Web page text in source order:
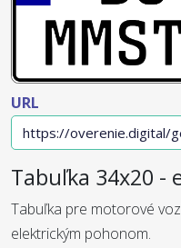
URL
Tabuľka 34x20 -
Tabuľka pre motorové
elektrickým pohonom.